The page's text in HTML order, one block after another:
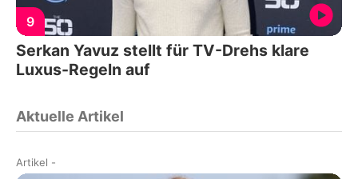
9
Serkan Yavuz stellt für TV-Drehs klare
Luxus-Regeln auf
Aktuelle Artikel
Artikel -